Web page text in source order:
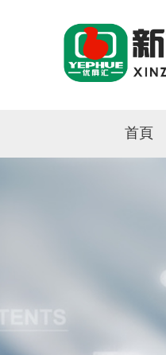
首頁